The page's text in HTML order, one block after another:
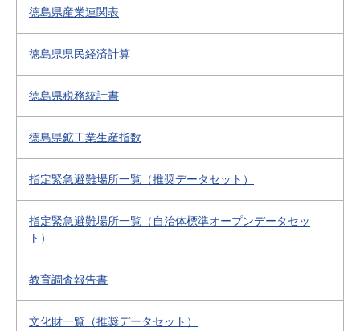
徳島県産業連関表
徳島県県民経済計算
徳島県税務統計書
徳島県鉱工業生産指数
指定緊急避難場所一覧（推奨データセット）
指定緊急避難場所一覧（自治体標準オープンデータセッ
ト）
教育調査報告書
文化財一覧（推奨データセット）